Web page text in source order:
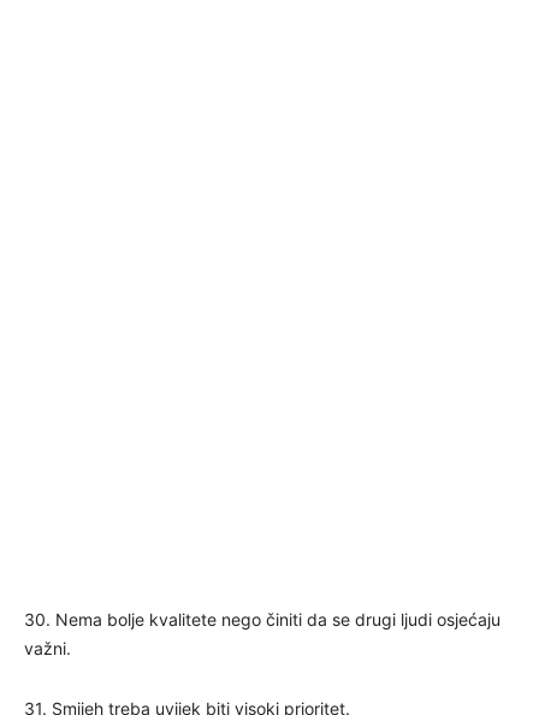
​​30. Nema bolje kvalitete nego činiti da se drugi ljudi osjećaju
važni.
31. Smijeh treba uvijek biti visoki prioritet.